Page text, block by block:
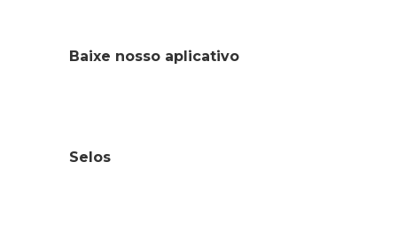
Baixe nosso aplicativo
Selos